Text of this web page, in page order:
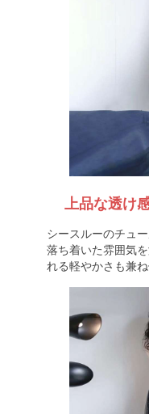
上品な透け
シースルーのチュ
落ち着いた雰囲気
れる軽やかさも兼ね